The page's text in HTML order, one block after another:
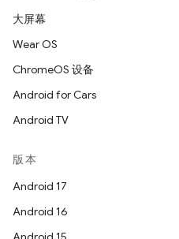
大屏幕
Wear OS
ChromeOS 设备
Android for Cars
Android TV
版本
Android 17
Android 16